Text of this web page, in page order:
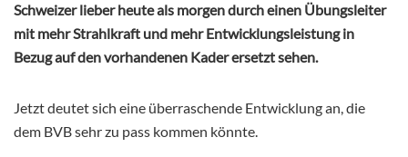
Schweizer lieber heute als morgen durch einen Übungsleiter
mit mehr Strahlkraft und mehr Entwicklungsleistung in
Bezug auf den vorhandenen Kader ersetzt sehen.
Jetzt deutet sich eine überraschende Entwicklung an, die
dem BVB sehr zu pass kommen könnte.